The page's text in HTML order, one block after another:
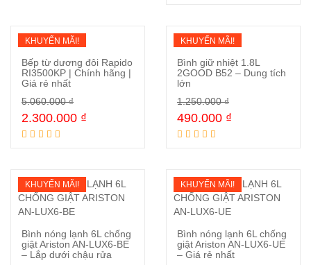
KHUYẾN MÃI!
Mua ngay
Bếp từ dương đôi Rapido
RI3500KP | Chính hãng |
Giá rẻ nhất
5.060.000₫
2.300.000 ₫
KHUYẾN MÃI!
Mua ngay
Bình giữ nhiệt 1.8L
2GOOD B52 – Dung tích
lớn
1.250.000₫
490.000 ₫
KHUYẾN MÃI!
Bình nóng lạnh 6L chống
giật Ariston AN-LUX6-BE
– Lắp dưới chậu rửa
KHUYẾN MÃI!
Bình nóng lạnh 6L chống
giật Ariston AN-LUX6-UE
– Giá rẻ nhất